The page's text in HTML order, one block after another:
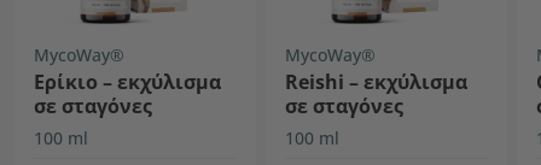
MycoWay®
Ερίκιο – εκχύλισμα
σε σταγόνες
100 ml
MycoWay®
Reishi – εκχύλισμα
σε σταγόνες
100 ml